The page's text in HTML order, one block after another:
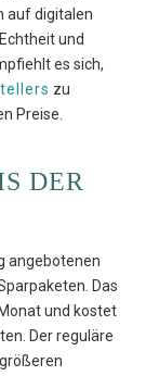
auf digitalen
und
es sich,
zu
Preise.
DER
angebotenen
Das
und kostet
Der reguläre